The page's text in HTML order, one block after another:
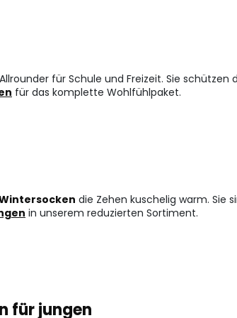
für Schule und Freizeit. Sie
für das komplette Wohlfühlpaket.
die Zehen kuschelig warm. Sie
in unserem reduzierten Sortiment.
für jungen